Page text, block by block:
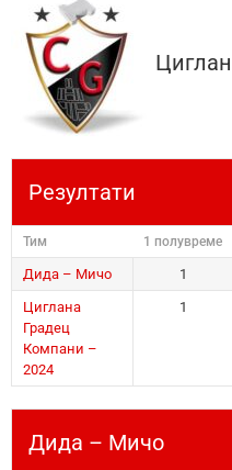
Резултати
Тим 1 полувреме
Дида – Мичо 1
Циглана
Градец
Компани –
2024
1
Дида – Мичо